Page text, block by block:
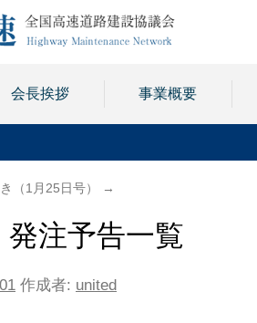
会長挨拶 事業概要
（1月25日号） →
注予告一覧
作成者: united